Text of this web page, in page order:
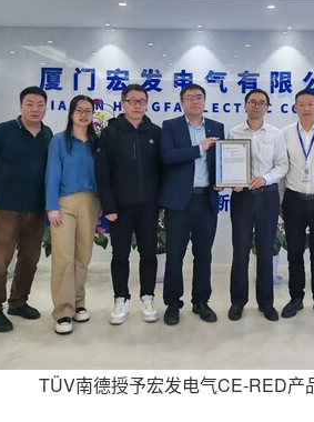
TÜV南德授予宏发电气CE-RED产